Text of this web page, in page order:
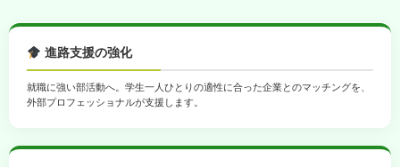
進路支援の強化
就職に強い部活動へ。学生一人ひとりの適性に合った企業とのマッチングを、
外部プロフェッショナルが支援します。